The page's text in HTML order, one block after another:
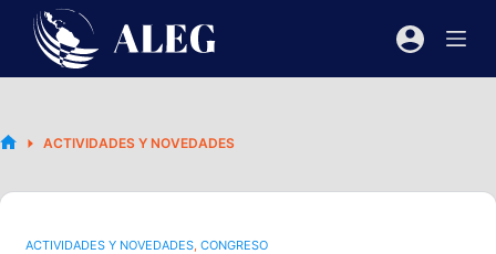
Saltar
contenido
ACTIVIDADES Y NOVEDADES
ACTIVIDADES Y NOVEDADES ,CONGRESO